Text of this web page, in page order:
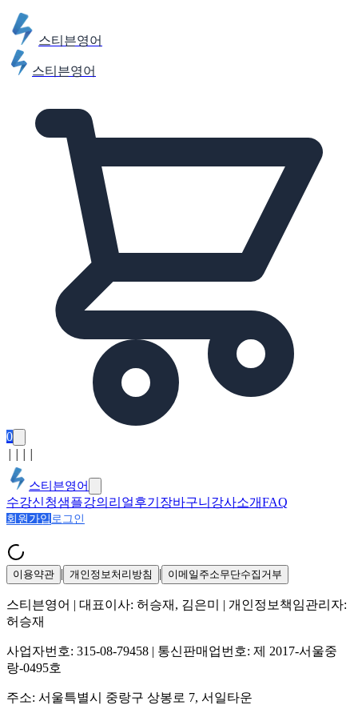
스티븐영어
스티븐영어
0
스티븐영어
수강신청샘플강의 리얼후기 장바구니 강사소개FAQ
회원가입 로그인
이용약관 | 개인정보처리방침 | 이메일주소무단수집거부
스티븐영어 | 대표이사: 허승재, 김은미
| 개인정보책임관리자:
허승재
사업자번호: 315-08-79458 | 통신판매업번호: 제 2017-서울중
랑-0495호
주소: 서울특별시 중랑구 상봉로 7, 서일타운